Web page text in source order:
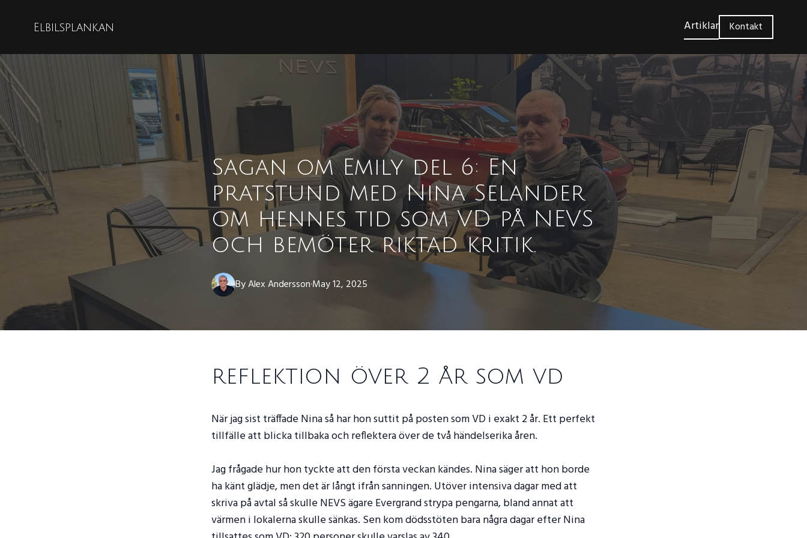
Elbilsplankan Artiklar Kontakt
Sagan om Emily del 6: En
pratstund med Nina Selander
om hennes tid som VD på NEVS
och bemöter riktad kritik.
May 12, 2025
·
ByAlexAndersson
reflektion över 2 år som vd
När jag sist träffade Nina så har hon suttit på posten som VD i exakt 2 år. Ett perfekt
tillfälle att blicka tillbaka och reflektera över de två händelserika åren.
Jag frågade hur hon tyckte att den första veckan kändes. Nina säger att hon borde
ha känt glädje, men det är långt ifrån sanningen. Utöver intensiva dagar med att
skriva på avtal så skulle NEVS ägare Evergrand strypa pengarna, bland annat att
värmen i lokalerna skulle sänkas. Sen kom dödsstöten bara några dagar efter Nina